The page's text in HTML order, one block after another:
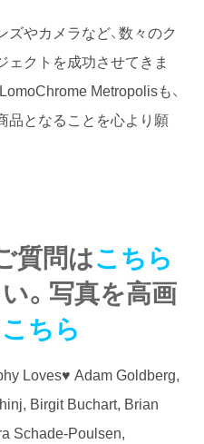
やカメラなど、数々のク
ェクトを成功させてきま
Metropolisも、
品となることを心より願
質問はこちら
。写真を高画
こちら
Loves♥ Adam Goldberg,
Birgit Buchart, Brian
Schade-Poulsen,